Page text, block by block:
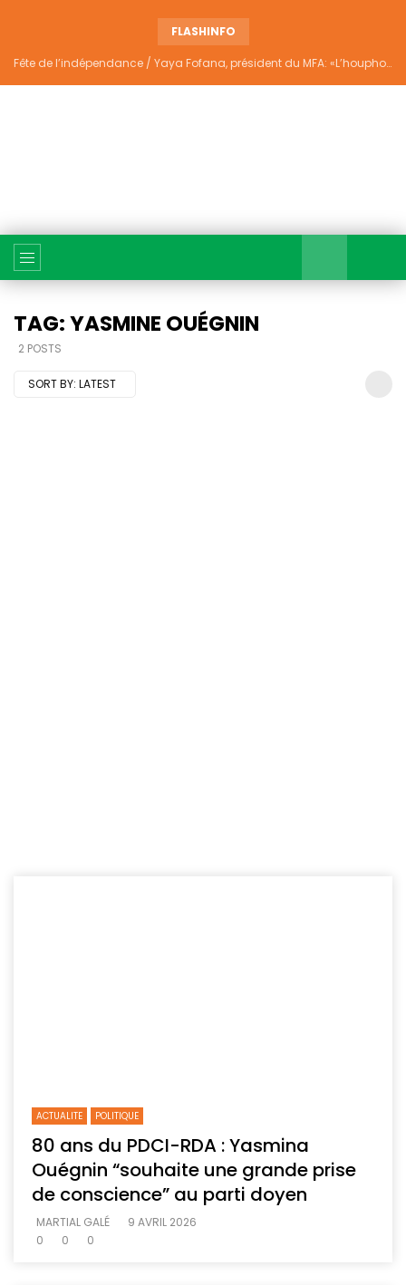
FLASHINFO
Fête de l’indépendance / Yaya Fofana, président du MFA: «L’houphouëtisme véritable ne divise pas»
TAG: YASMINE OUÉGNIN
2 POSTS
SORT BY: LATEST
ACTUALITE POLITIQUE
80 ans du PDCI-RDA : Yasmina
Ouégnin “souhaite une grande prise
de conscience” au parti doyen
MARTIAL GALÉ
9 AVRIL 2026
0
0 0